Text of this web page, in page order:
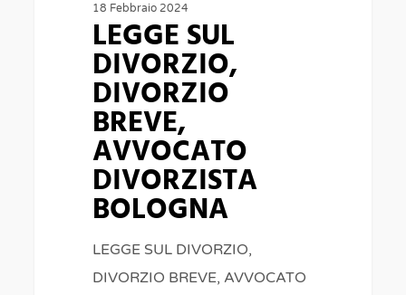
18 Febbraio 2024
LEGGE SUL
DIVORZIO,
DIVORZIO
BREVE,
AVVOCATO
DIVORZISTA
BOLOGNA
LEGGE SUL DIVORZIO,
DIVORZIO BREVE, AVVOCATO